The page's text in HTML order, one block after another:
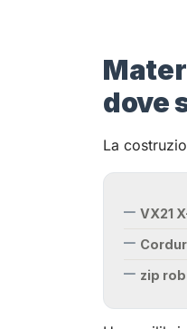
dove
La
VX21
zip